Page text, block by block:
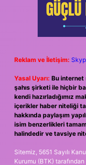
Reklam ve İletişim:
Yasal Uyarı: Bu internet
şahıs şirketi ile hiçbir
kendi hazırladığımız
içerikler haber niteliği
hakkında paylaşım
isim benzerlikleri
halindedir ve tavsiye
Sitemiz, 5651 Sayılı
Kurumu (BTK)